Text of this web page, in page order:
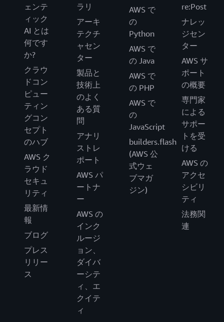
ェンテ
ィック
AI とは
何です
か?
クラウ
ドコン
ピュー
ティン
グコン
セプト
のハブ
AWS ク
ラウド
セキュ
リティ
最新情
報
ブログ
プレス
リリー
ス
ラリ
アーキ
テクチ
ャセン
ター
製品と
技術上
のよく
ある質
問
アナリ
ストレ
ポート
AWS パ
ートナ
ー
AWS の
インク
ルージ
ョン、
ダイバ
ーシテ
ィ、エ
クイテ
ィ
AWS で
の
Python
AWS で
の Java
AWS で
の PHP
AWS で
の
JavaScript
builders.flash
(AWS 公
式ウェ
ブマガ
ジン)
re:Post
ナレッ
ジセン
ター
AWS サ
ポート
の概要
専門家
による
サポー
トを受
ける
AWS の
アクセ
シビリ
ティ
法務関
連